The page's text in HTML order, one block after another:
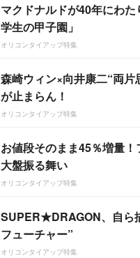
マクドナルドが40年にわ
学生の甲子園」
オリコンタイアップ特集
森崎ウィン×向井康二“両片
が止まらん！
オリコンタイアップ特集
お値段そのまま45％増量
大盤振る舞い
オリコンタイアップ特集
SUPER★DRAGON、自ら
フューチャー”
オリコンタイアップ特集